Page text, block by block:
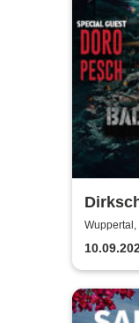
Wall
Wuppertal,